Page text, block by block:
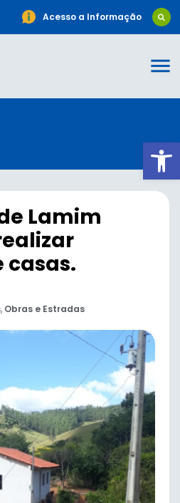
Acesso a Informação
Lamim
casas.
, Obras e Estradas